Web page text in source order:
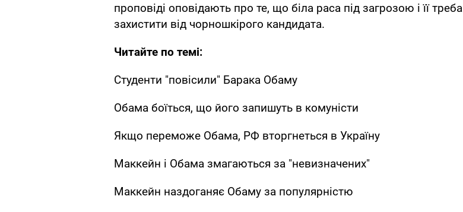
проповіді оповідають про те, що біла раса під загрозою і її треба
захистити від чорношкірого кандидата.
Читайте по темі:
Студенти "повісили" Барака Обаму
Обама боїться, що його запишуть в комуністи
Якщо переможе Обама, РФ вторгнеться в Україну
Маккейн і Обама змагаються за "невизначених"
Маккейн наздоганяє Обаму за популярністю